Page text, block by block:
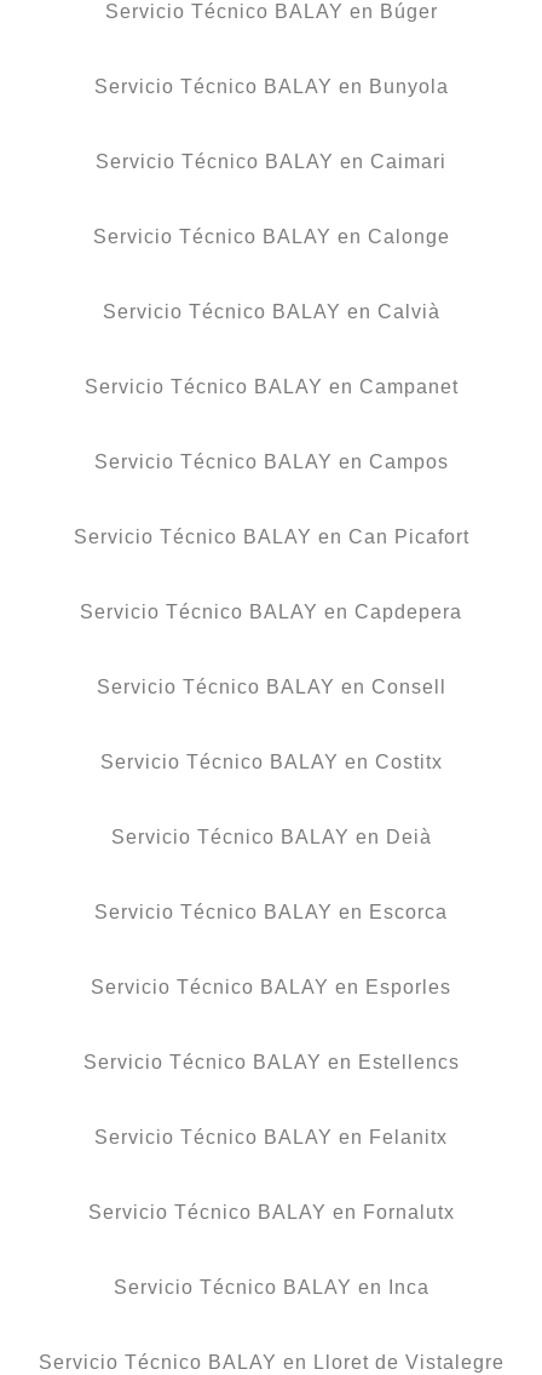
Servicio Técnico BALAY en Búger
Servicio Técnico BALAY en Bunyola
Servicio Técnico BALAY en Caimari
Servicio Técnico BALAY en Calonge
Servicio Técnico BALAY en Calvià
Servicio Técnico BALAY en Campanet
Servicio Técnico BALAY en Campos
Servicio Técnico BALAY en Can Picafort
Servicio Técnico BALAY en Capdepera
Servicio Técnico BALAY en Consell
Servicio Técnico BALAY en Costitx
Servicio Técnico BALAY en Deià
Servicio Técnico BALAY en Escorca
Servicio Técnico BALAY en Esporles
Servicio Técnico BALAY en Estellencs
Servicio Técnico BALAY en Felanitx
Servicio Técnico BALAY en Fornalutx
Servicio Técnico BALAY en Inca
Servicio Técnico BALAY en Lloret de Vistalegre